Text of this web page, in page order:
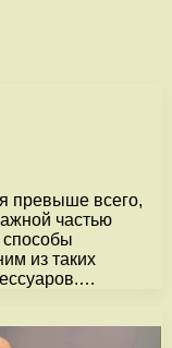
превыше всего,
частью
из таких